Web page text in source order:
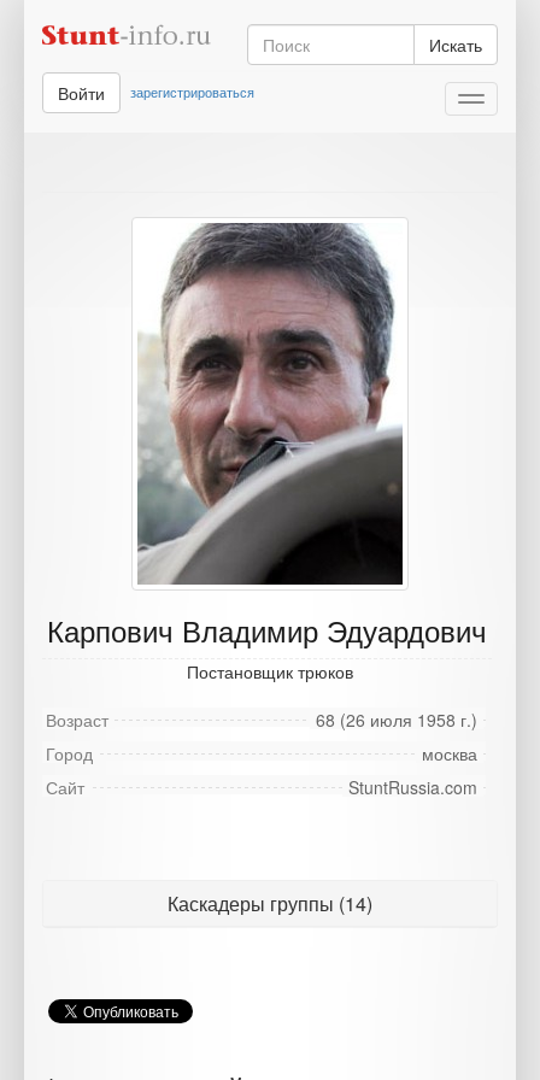
Искать
Toggle
Войти зарегистрироваться
Карпович Владимир Эдуардович
Постановщик трюков
68 (26 июля 1958 г.)
Возраст
москва
Город
StuntRussia.com
Сайт
Каскадеры группы (14)